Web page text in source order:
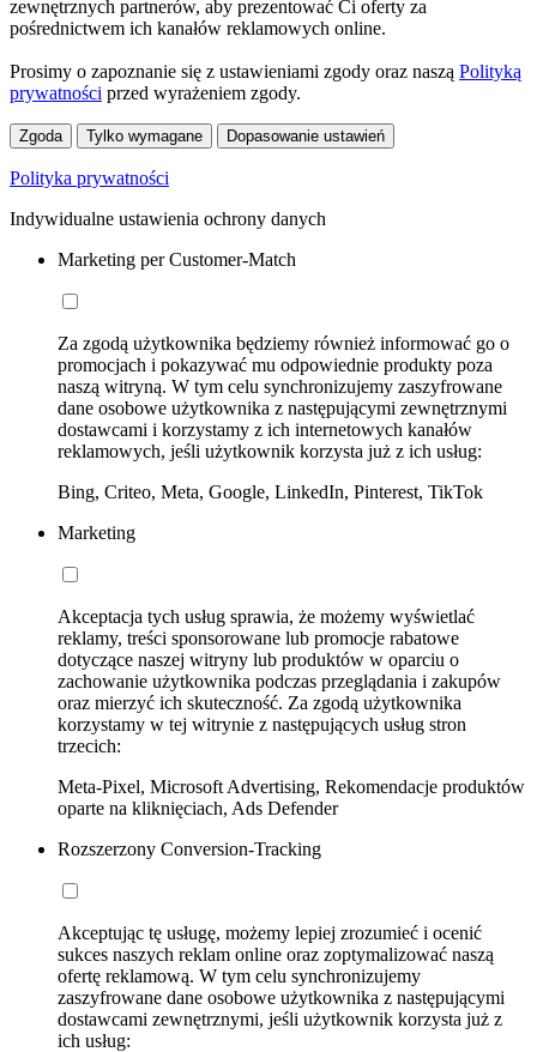
zewnętrznych partnerów, aby prezentować Ci oferty za
pośrednictwem ich kanałów reklamowych online.
Prosimy o zapoznanie się z ustawieniami zgody oraz naszą Polityką
prywatności przed wyrażeniem zgody.
Zgoda Tylko wymagane Dopasowanie ustawień
Polityka prywatności
Indywidualne ustawienia ochrony danych
Marketing per Customer-Match
Za zgodą użytkownika będziemy również informować go o
promocjach i pokazywać mu odpowiednie produkty poza
naszą witryną. W tym celu synchronizujemy zaszyfrowane
dane osobowe użytkownika z następującymi zewnętrznymi
dostawcami i korzystamy z ich internetowych kanałów
reklamowych, jeśli użytkownik korzysta już z ich usług:
Bing, Criteo, Meta, Google, LinkedIn, Pinterest, TikTok
Marketing
Akceptacja tych usług sprawia, że możemy wyświetlać
reklamy, treści sponsorowane lub promocje rabatowe
dotyczące naszej witryny lub produktów w oparciu o
zachowanie użytkownika podczas przeglądania i zakupów
oraz mierzyć ich skuteczność. Za zgodą użytkownika
korzystamy w tej witrynie z następujących usług stron
trzecich:
Meta-Pixel, Microsoft Advertising, Rekomendacje produktów
oparte na kliknięciach, Ads Defender
Rozszerzony Conversion-Tracking
Akceptując tę usługę, możemy lepiej zrozumieć i ocenić
sukces naszych reklam online oraz zoptymalizować naszą
ofertę reklamową. W tym celu synchronizujemy
zaszyfrowane dane osobowe użytkownika z następującymi
dostawcami zewnętrznymi, jeśli użytkownik korzysta już z
ich usług: